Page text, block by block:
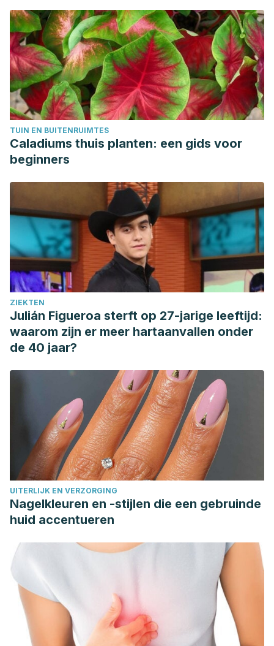
TUIN EN BUITENRUIMTES
Caladiums thuis planten: een gids voor
beginners
ZIEKTEN
Julián Figueroa sterft op 27-jarige leeftijd:
waarom zijn er meer hartaanvallen onder
de 40 jaar?
UITERLIJK EN VERZORGING
Nagelkleuren en -stijlen die een gebruinde
huid accentueren